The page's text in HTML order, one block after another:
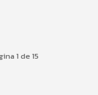
1 de 15